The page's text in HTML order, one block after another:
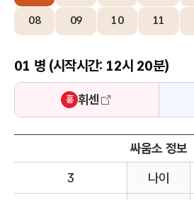
08 09 10 11
01 병 (시작시간: 12시 20분)
홍 휘센
싸움소 정보
나이
3